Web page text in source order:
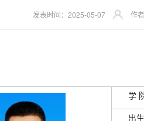
发表时间：2025-05-07 作
学
出